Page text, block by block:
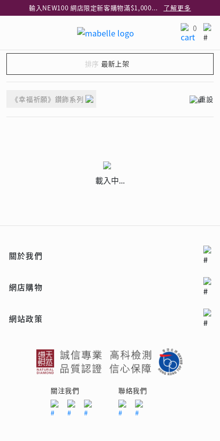
輸入NEW100 網店限定新客購物滿$1,000減$100
了解更多
指定純銀動物耳環2件享7折
網店限定 買鑽石吊墜享HK$300加購925純銀項鍊 了解更多
網店購物即享免費送貨服務
了解更多
0
最新上架
《幸福祈願》鑽飾系列 重設
載入中...
關於我們
網店購物
網站政策
關注我們 聯絡我們